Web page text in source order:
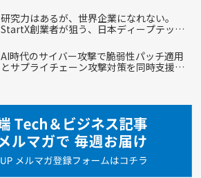
研究力はあるが、世界企業になれない。
StartX創業者が狙う、日本ディープテック
AI時代のサイバー攻撃で脆弱性パッチ適用
とサプライチェーン攻撃対策を同時支援す